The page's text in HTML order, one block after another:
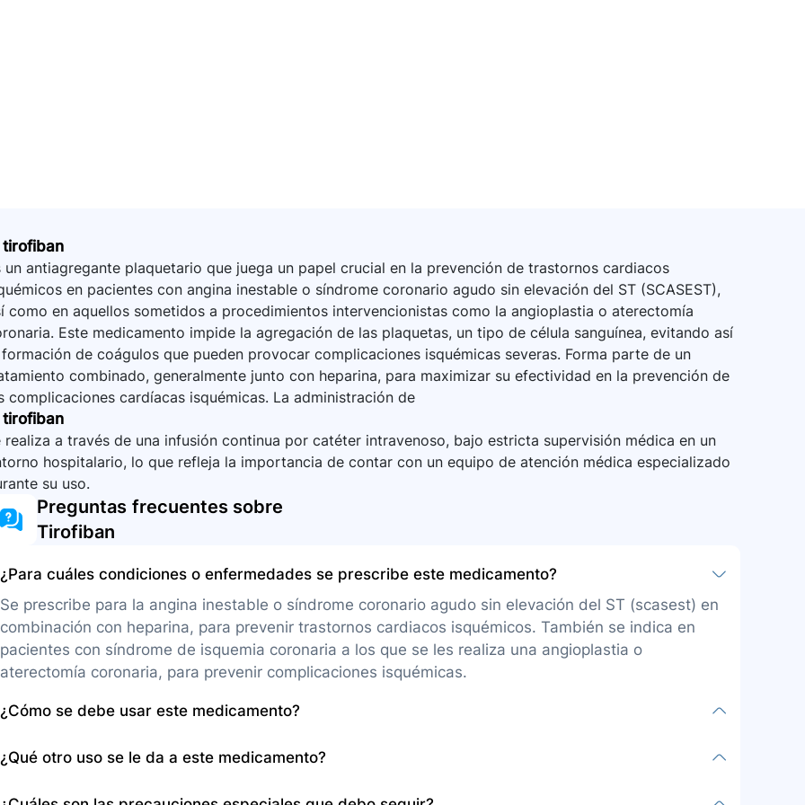
tirofiban
un antiagregante plaquetario que juega un papel crucial en la prevención de trastornos cardiacos
en pacientes con angina inestable o síndrome coronario agudo sin elevación del ST (SCASEST),
como en aquellos sometidos a procedimientos intervencionistas como la angioplastia o aterectomía
Este medicamento impide la agregación de las plaquetas, un tipo de célula sanguínea, evitando así
de coágulos que pueden provocar complicaciones isquémicas severas. Forma parte de un
combinado, generalmente junto con heparina, para maximizar su efectividad en la prevención de
complicaciones cardíacas isquémicas. La administración de
tirofiban
realiza a través de una infusión continua por catéter intravenoso, bajo estricta supervisión médica en un
hospitalario, lo que refleja la importancia de contar con un equipo de atención médica especializado
su uso.
Preguntas frecuentes sobre
Tirofiban
¿Para cuáles condiciones o enfermedades se prescribe este medicamento?
Se prescribe para la angina inestable o síndrome coronario agudo sin elevación del ST (scasest) en
combinación con heparina, para prevenir trastornos cardiacos isquémicos. También se indica en
pacientes con síndrome de isquemia coronaria a los que se les realiza una angioplastia o
aterectomía coronaria, para prevenir complicaciones isquémicas.
¿Cómo se debe usar este medicamento?
un profesional en enfermería en un centro médico habilitado para monitorizar al paciente durante la
¿Qué otro uso se le da a este medicamento?